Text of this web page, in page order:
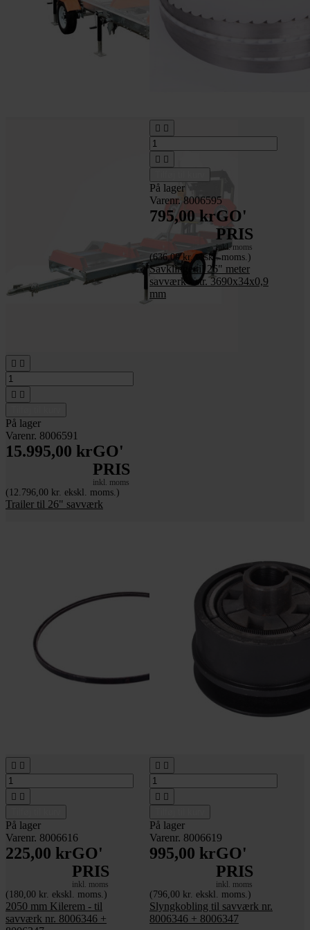
 
 
På lager
Varenr. 8006591
15.995,00 krGO'
PRIS
inkl. moms
(12.796,00 kr. ekskl. moms.)
Trailer til 26" savværk
 
 
På lager
Varenr. 8006595
795,00 krGO'
PRIS
inkl. moms
(636,00 kr. ekskl. moms.)
Savklinge til 26" meter
savværk - str. 3690x34x0,9
mm
 
 
På lager
Varenr. 8006616
225,00 krGO'
PRIS
inkl. moms
(180,00 kr. ekskl. moms.)
2050 mm Kilerem - til
savværk nr. 8006346 +
 
 
På lager
Varenr. 8006619
995,00 krGO'
PRIS
inkl. moms
(796,00 kr. ekskl. moms.)
Slyngkobling til savværk nr.
8006346 + 8006347